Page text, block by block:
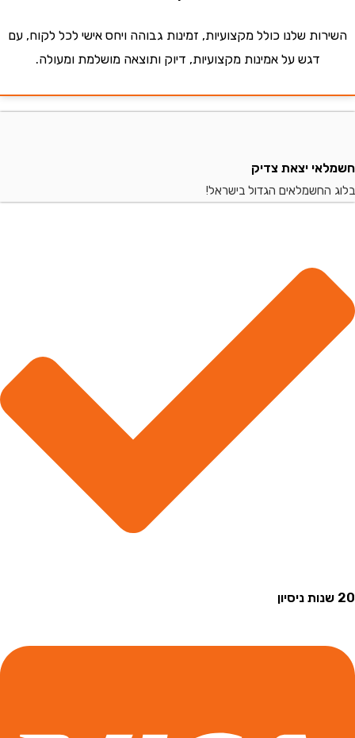
שלנו כולל מקצועיות, זמינות גבוהה ויחס אישי לכל לקוח, עם
דגש על אמינות מקצועיות, דיוק ותוצאה מושלמת ומעולה.
יצאת צדיק
הגדול בישראל!